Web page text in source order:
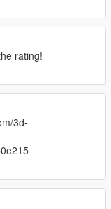
rating!
3d-